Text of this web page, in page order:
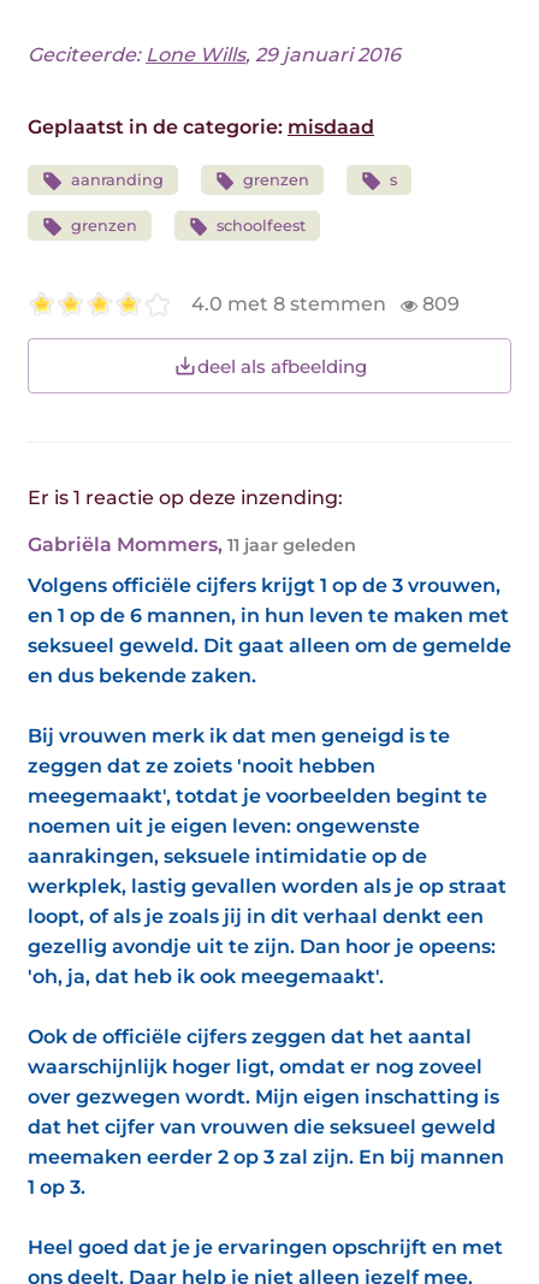
Geciteerde: Lone Wills, 29 januari 2016
Geplaatst in de categorie: misdaad
aanranding grenzen s
grenzen schoolfeest
4.0 met 8 stemmen 809
deel als afbeelding
Er is 1 reactie op deze inzending:
Gabriëla Mommers, 11 jaar geleden
Volgens officiële cijfers krijgt 1 op de 3 vrouwen,
en 1 op de 6 mannen, in hun leven te maken met
seksueel geweld. Dit gaat alleen om de gemelde
en dus bekende zaken.
Bij vrouwen merk ik dat men geneigd is te
zeggen dat ze zoiets 'nooit hebben
meegemaakt', totdat je voorbeelden begint te
noemen uit je eigen leven: ongewenste
aanrakingen, seksuele intimidatie op de
werkplek, lastig gevallen worden als je op straat
loopt, of als je zoals jij in dit verhaal denkt een
gezellig avondje uit te zijn. Dan hoor je opeens:
'oh, ja, dat heb ik ook meegemaakt'.
Ook de officiële cijfers zeggen dat het aantal
waarschijnlijk hoger ligt, omdat er nog zoveel
over gezwegen wordt. Mijn eigen inschatting is
dat het cijfer van vrouwen die seksueel geweld
meemaken eerder 2 op 3 zal zijn. En bij mannen
1 op 3.
Heel goed dat je je ervaringen opschrijft en met
ons deelt. Daar help je niet alleen jezelf mee,